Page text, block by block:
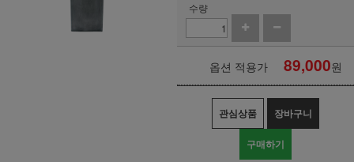
수량
옵션 적용가 89,000원
관심상품 장바구니
구매하기